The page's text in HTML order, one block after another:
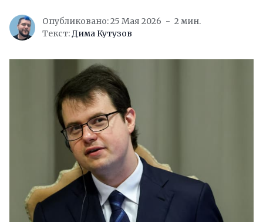
Опубликовано: 25 Мая 2026
2 мин.
Текст:Дима Кутузов